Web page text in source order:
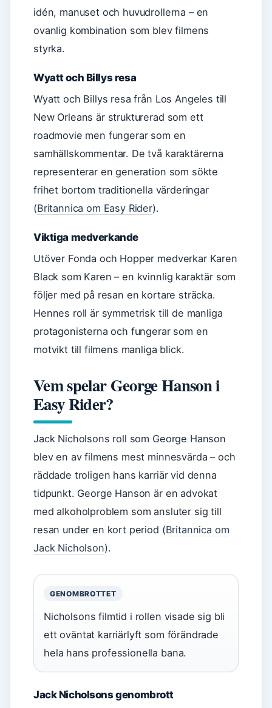
idén, manuset och huvudrollerna – en
ovanlig kombination som blev filmens
styrka.
Wyatt och Billys resa
Wyatt och Billys resa från Los Angeles till
New Orleans är strukturerad som ett
roadmovie men fungerar som en
samhällskommentar. De två karaktärerna
representerar en generation som sökte
frihet bortom traditionella värderingar
(Britannica om Easy Rider).
Viktiga medverkande
Utöver Fonda och Hopper medverkar Karen
Black som Karen – en kvinnlig karaktär som
följer med på resan en kortare sträcka.
Hennes roll är symmetrisk till de manliga
protagonisterna och fungerar som en
motvikt till filmens manliga blick.
Vem spelar George Hanson i
Easy Rider?
Jack Nicholsons roll som George Hanson
blev en av filmens mest minnesvärda – och
räddade troligen hans karriär vid denna
tidpunkt. George Hanson är en advokat
med alkoholproblem som ansluter sig till
resan under en kort period (Britannica om
Jack Nicholson).
GENOMBROTTET
Nicholsons filmtid i rollen visade sig bli
ett oväntat karriärlyft som förändrade
hela hans professionella bana.
Jack Nicholsons genombrott